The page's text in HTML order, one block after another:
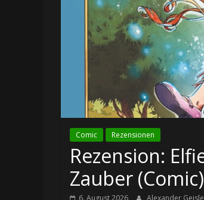
Comic Rezensionen
Rezension:
Zauber (Comic)